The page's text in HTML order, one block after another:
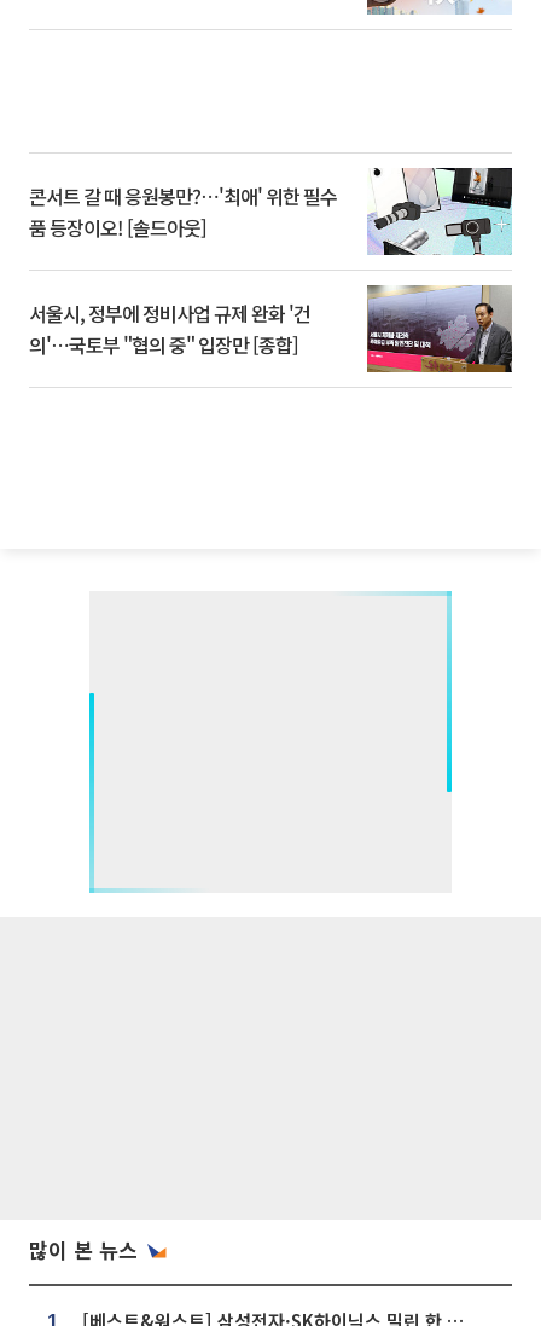
콘서트 갈 때 응원봉만?⋯'최애' 위한 필수
품 등장이오! [솔드아웃]
서울시, 정부에 정비사업 규제 완화 '건
의'⋯국토부 "협의 중" 입장만 [종합]
많이 본 뉴스
[베스트&워스트] 삼성전자·SK하이닉스 밀린 한 주…상상인증권은 85% 급등